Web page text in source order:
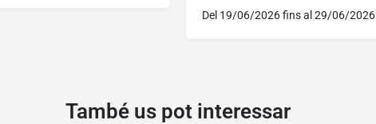
Del 19/06/2026 fins al 29/06/2026
També us pot interessar